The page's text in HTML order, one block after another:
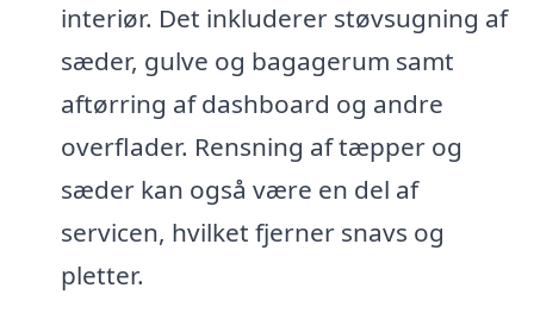
interiør. Det inkluderer støvsugning af
sæder, gulve og bagagerum samt
aftørring af dashboard og andre
overflader. Rensning af tæpper og
sæder kan også være en del af
servicen, hvilket fjerner snavs og
pletter.